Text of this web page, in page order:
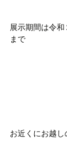
展示期間は令
まで
お近くにお越し